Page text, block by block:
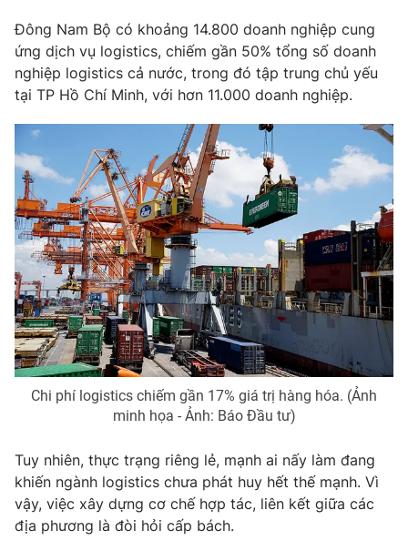
Phim VTV
Hậu trường
Nhân vật
Khán giả
Giải sao mai
Giải trí
Điện ảnh
Sao
Đời sống
Du lịch
Làm đẹp
Chất lượng cuộc sống
Tuyển sinh
Học trực tuyến
Công nghệ
Hitech Công nghệ tương lai
Sản phẩm
Thị trường
Tư vấn
Giao lưu trực tuyến
Lịch phát sóng
Chuyên mục khác
Emagazine Podcast
Photo Infographic
Video Shorts video
Đông Nam Bộ có khoảng 14.800 doanh nghiệp cung
ứng dịch vụ logistics, chiếm gần 50% tổng số doanh
nghiệp logistics cả nước, trong đó tập trung chủ yếu
tại TP Hồ Chí Minh, với hơn 11.000 doanh nghiệp.
Chi phí logistics chiếm gần 17% giá trị hàng hóa. (Ảnh
minh họa - Ảnh: Báo Đầu tư)
Tuy nhiên, thực trạng riêng lẻ, mạnh ai nấy làm đang
khiến ngành logistics chưa phát huy hết thế mạnh. Vì
vậy, việc xây dựng cơ chế hợp tác, liên kết giữa các
địa phương là đòi hỏi cấp bách.